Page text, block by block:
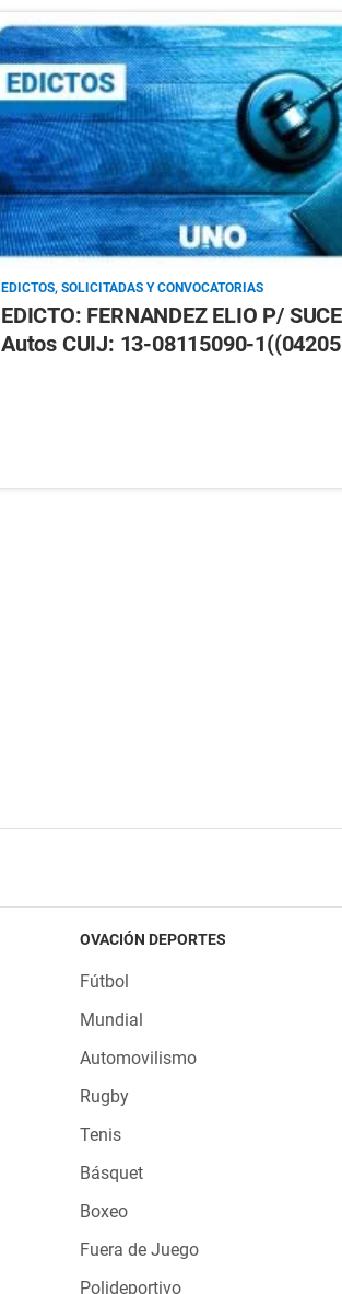
EDICTOS, SOLICITADAS Y CONVOCATORIAS
EDICTO: FERNANDEZ ELIO P/
Autos CUIJ: 13-08115090-
OVACIÓN DEPORTES
Fútbol
Mundial
Automovilismo
Rugby
Tenis
Básquet
Boxeo
Fuera de Juego
Polideportivo